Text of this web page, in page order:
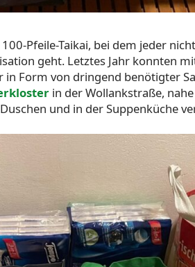
Pfeile-Taikai, bei dem jeder
geht. Letztes Jahr konnten
Form von dringend benötigter
in der Wollankstraße,
und in der Suppenküche